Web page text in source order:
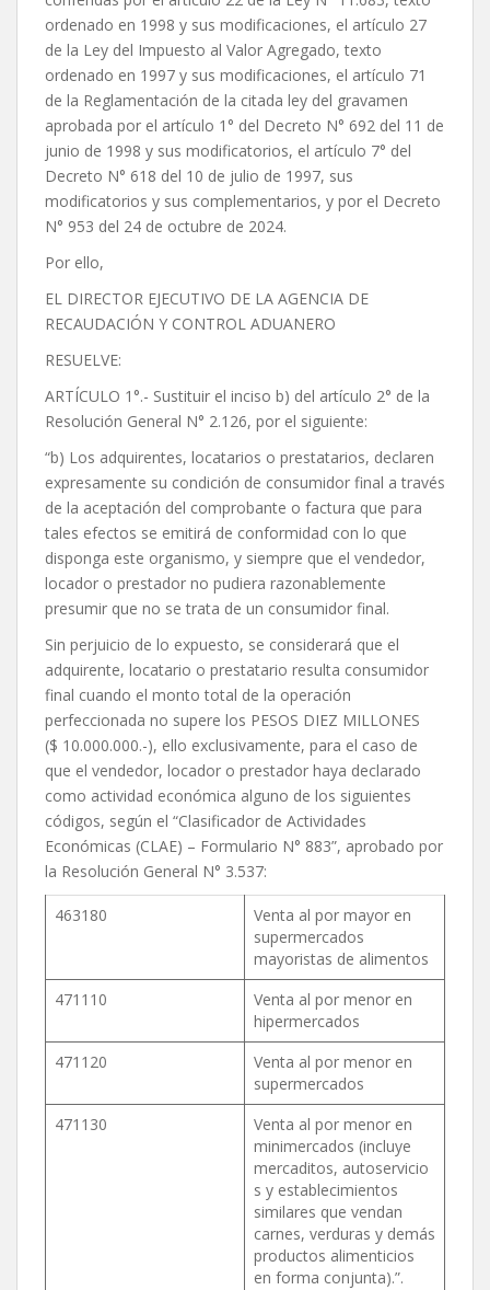
ordenado en 1998 y sus modificaciones, el artículo 27
de la Ley del Impuesto al Valor Agregado, texto
ordenado en 1997 y sus modificaciones, el artículo 71
de la Reglamentación de la citada ley del gravamen
aprobada por el artículo 1° del Decreto N° 692 del 11 de
junio de 1998 y sus modificatorios, el artículo 7° del
Decreto N° 618 del 10 de julio de 1997, sus
modificatorios y sus complementarios, y por el Decreto
N° 953 del 24 de octubre de 2024.
Por ello,
EL DIRECTOR EJECUTIVO DE LA AGENCIA DE
RECAUDACIÓN Y CONTROL ADUANERO
RESUELVE:
ARTÍCULO 1°.- Sustituir el inciso b) del artículo 2° de la
Resolución General N° 2.126, por el siguiente:
“b) Los adquirentes, locatarios o prestatarios, declaren
expresamente su condición de consumidor final a través
de la aceptación del comprobante o factura que para
tales efectos se emitirá de conformidad con lo que
disponga este organismo, y siempre que el vendedor,
locador o prestador no pudiera razonablemente
presumir que no se trata de un consumidor final.
Sin perjuicio de lo expuesto, se considerará que el
adquirente, locatario o prestatario resulta consumidor
final cuando el monto total de la operación
perfeccionada no supere los PESOS DIEZ MILLONES
($ 10.000.000.-), ello exclusivamente, para el caso de
que el vendedor, locador o prestador haya declarado
como actividad económica alguno de los siguientes
códigos, según el “Clasificador de Actividades
Económicas (CLAE) – Formulario N° 883”, aprobado por
la Resolución General N° 3.537:
463180
Venta al por mayor en
supermercados
mayoristas de alimentos
471110
Venta al por menor en
hipermercados
471120
Venta al por menor en
supermercados
471130
Venta al por menor en
minimercados (incluye
mercaditos, autoservicio
s y establecimientos
similares que vendan
carnes, verduras y demás
productos alimenticios
en forma conjunta).”.